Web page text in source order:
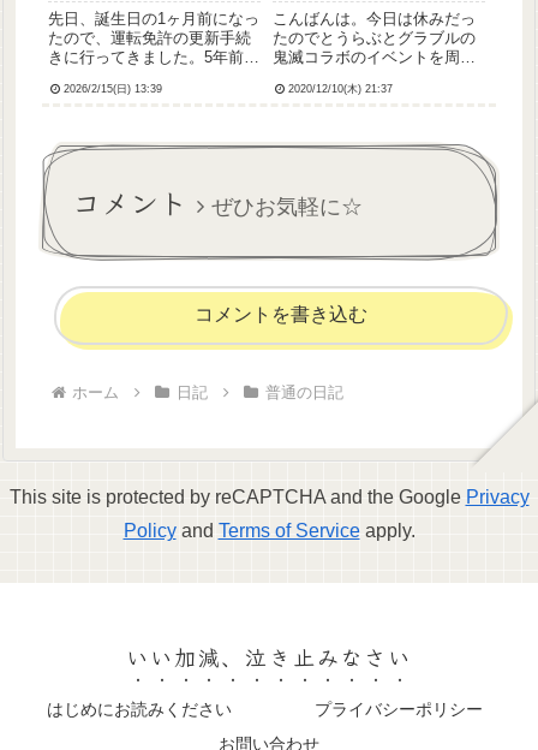
先日、誕生日の1ヶ月前になっ
たので、運転免許の更新手続
きに行ってきました。5年前の
ったのですが、写真写り最悪
が、今回は警察署での手続き
だったので写真は持参だった
2026/2/15(日) 13:39
こんばんは。今日は休みだっ
たのでとうらぶとグラブルの
鬼滅コラボのイベントを周回
が相変わらずうるさくておも
でちょっと紹介。ハンドメイ
2020/12/10(木) 21:37
コメント ぜひお気軽に☆
コメントを書き込む
ホーム 日記 普通の日記
This site is protected by reCAPTCHA and the Google Privacy
Policyand Terms of Serviceapply.
いい加減、泣き止みなさい
はじめにお読みください
プライバシーポリシー
お問い合わせ